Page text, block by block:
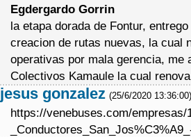
Egdergardo Gorrin
la etapa dorada de Fontur,
creacion de rutas nuevas, la cual
operativas por mala gerencia,
Colectivos Kamaule la cual
jesus gonzalez (25/6/2020
https://venebuses.com/empresas/